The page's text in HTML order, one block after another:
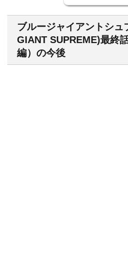
ブルージャイアントシュ
GIANT SUPREME)最終
編）の今後